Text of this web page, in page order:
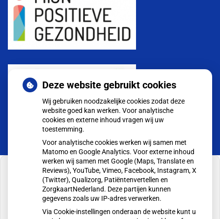
U heeft geen toestemming gegeven voor
externe inhouddie nodig is om dit te zien.
Deze website gebruikt cookies
Wij gebruiken noodzakelijke cookies zodat deze
website goed kan werken. Voor analytische
cookies en externe inhoud vragen wij uw
toestemming.
Voor analytische cookies werken wij samen met
Matomo en Google Analytics. Voor externe inhoud
werken wij samen met Google (Maps, Translate en
Reviews), YouTube, Vimeo, Facebook, Instagram, X
(Twitter), Qualizorg, Patiëntenvertellen en
ZorgkaartNederland. Deze partijen kunnen
gegevens zoals uw IP-adres verwerken.
Via Cookie-instellingen onderaan de website kunt u